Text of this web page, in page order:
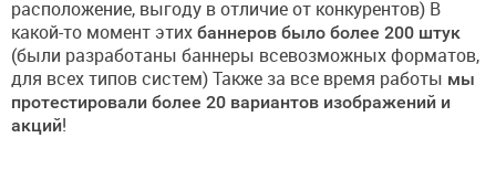
расположение, выгоду в отличие от конкурентов) В
какой-то момент этих баннеров было более 200 штук
(были разработаны баннеры всевозможных форматов,
для всех типов систем) Также за все время работы мы
протестировали более 20 вариантов изображений и
акций!